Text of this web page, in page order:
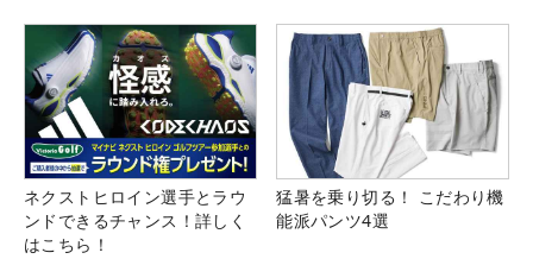
ネクストヒロイン選手とラウ
ンドできるチャンス！詳しく
はこちら！
猛暑を乗り切る！ こだわり機
能派パンツ4選